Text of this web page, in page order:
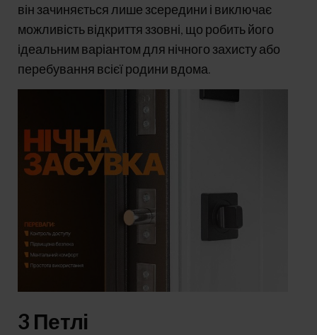
він зачиняється лише зсередини і виключає
можливість відкриття ззовні, що робить його
ідеальним варіантом для нічного захисту або
перебування всієї родини вдома.
3 Петлі